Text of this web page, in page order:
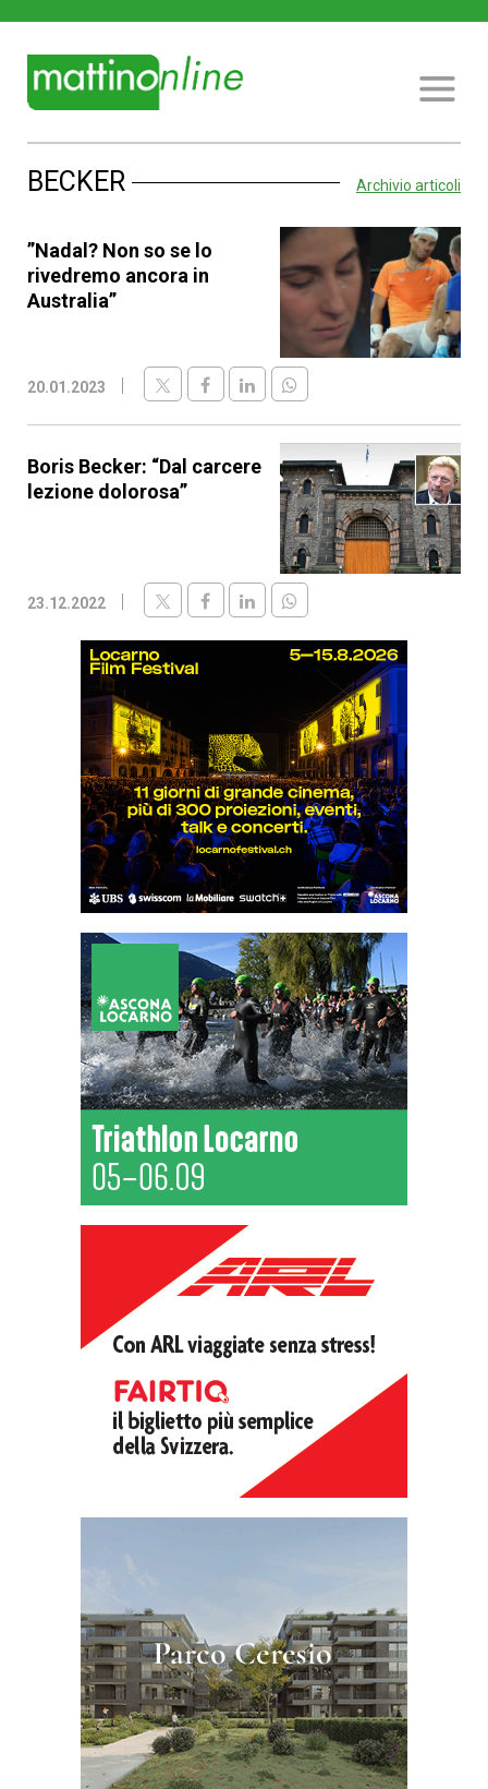
BECKER Archivio articoli
”Nadal? Non so se lo
rivedremo ancora in
Australia”
20.01.2023
Boris Becker: “Dal carcere
lezione dolorosa”
23.12.2022